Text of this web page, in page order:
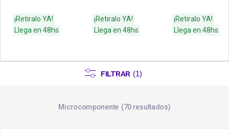
¡Retiralo YA!
Llega en 48hs
¡Retiralo YA!
Llega en 48hs
¡Retiralo YA!
Llega en 48hs
FILTRAR (1)
Microcomponente 70 resultados